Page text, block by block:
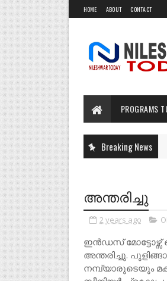
HOME ABOUT CONTACT
PROGRAMS
Breaking News
അന്തരിച്ചു
2 years ago
ഇൻഡസ് മോട്ടോഴ്സ്
അന്തരിച്ചു.
നമ്പ്യാരുടെയും